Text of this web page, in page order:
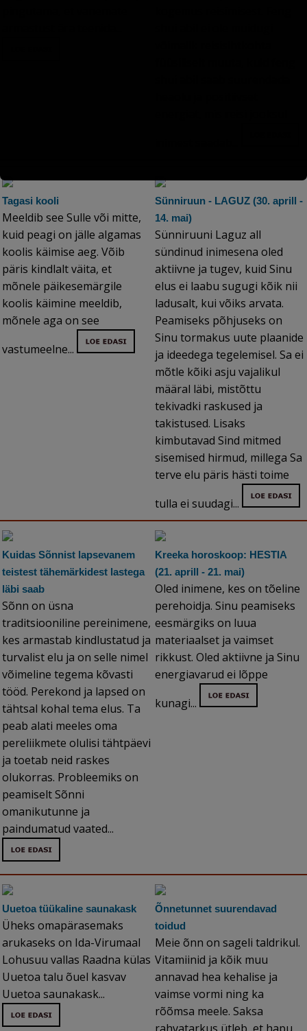
Tagasi kooli
Meeldib see Sulle või mitte,
kuid peagi on jälle algamas
koolis käimise aeg. Võib
päris kindlalt väita, et
mõnele päikesemärgile
koolis käimine meeldib,
mõnele aga on see
vastumeelne...
Sünniruun - LAGUZ (30. aprill -
14. mai)
Sünniruuni Laguz all
sündinud inimesena oled
aktiivne ja tugev, kuid Sinu
elus ei laabu sugugi kõik nii
ladusalt, kui võiks arvata.
Peamiseks põhjuseks on
Sinu tormakus uute plaanide
ja ideedega tegelemisel. Sa ei
mõtle kõiki asju vajalikul
määral läbi, mistõttu
tekivadki raskused ja
takistused. Lisaks
kimbutavad Sind mitmed
sisemised hirmud, millega Sa
terve elu päris hästi toime
tulla ei suudagi...
Kuidas Sõnnist lapsevanem
teistest tähemärkidest lastega
läbi saab
Sõnn on üsna
traditsiooniline pereinimene,
kes armastab kindlustatud ja
turvalist elu ja on selle nimel
võimeline tegema kõvasti
tööd. Perekond ja lapsed on
tähtsal kohal tema elus. Ta
peab alati meeles oma
pereliikmete olulisi tähtpäevi
ja toetab neid raskes
olukorras. Probleemiks on
peamiselt Sõnni
omanikutunne ja
paindumatud vaated...
Kreeka horoskoop: HESTIA
(21. aprill - 21. mai)
Oled inimene, kes on tõeline
perehoidja. Sinu peamiseks
eesmärgiks on luua
materiaalset ja vaimset
rikkust. Oled aktiivne ja Sinu
energiavarud ei lõppe
kunagi...
Uuetoa tüükaline saunakask
Üheks omapärasemaks
arukaseks on Ida-Virumaal
Lohusuu vallas Raadna külas
Uuetoa talu õuel kasvav
Uuetoa saunakask...
Õnnetunnet suurendavad
toidud
Meie õnn on sageli taldrikul.
Vitamiinid ja kõik muu
annavad hea kehalise ja
vaimse vormi ning ka
rõõmsa meele. Saksa